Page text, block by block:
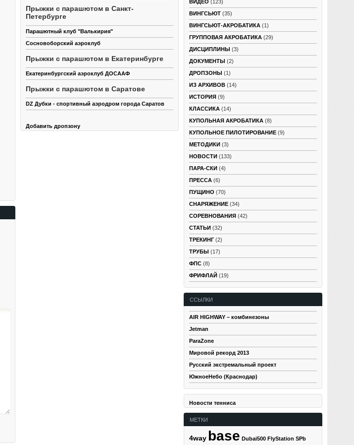
ВИДЕО (123)
ВИНГСЬЮТ (35)
ВИНГСЬЮТ-АКРОБАТИКА (1)
ГРУППОВАЯ АКРОБАТИКА (29)
ДИСЦИПЛИНЫ (3)
ДОКУМЕНТЫ (2)
ДРОПЗОНЫ (1)
ИЗ АРХИВОВ (14)
ИСТОРИЯ (9)
КЛАССИКА (14)
КУПОЛЬНАЯ АКРОБАТИКА (8)
КУПОЛЬНОЕ ПИЛОТИРОВАНИЕ (9)
МЕТОДИКИ (3)
НОВОСТИ (133)
ПАРА-СКИ (4)
ПРЕССА (6)
ПУЩИНО (70)
СНАРЯЖЕНИЕ (34)
СОРЕВНОВАНИЯ (42)
СТАТЬИ (32)
ТРЕКИНГ (2)
ТРУБЫ (17)
ФПС (8)
ФРИФЛАЙ (19)
ССЫЛКИ
AIR HIGHWAY – комбинезоны
Jetman
ParaZone
Мировой рекорд 2013
Русский экстремальный проект
ЮжноеНебо (Краснодар)
Новости тенниса
МЕТКИ
4way base Dubai500 FlyStation SPb
Прыжки с парашютом в Санкт-
Петербурге
Парашютный клуб "Валькирия"
Сосновоборский аэроклуб
Прыжки с парашютом в Екатеринбурге
Екатеринбургский аэроклуб ДОСААФ
Прыжки с парашютом в Саратове
DZ Дубки - спортивный аэродром города Саратов
Добавить дропзону